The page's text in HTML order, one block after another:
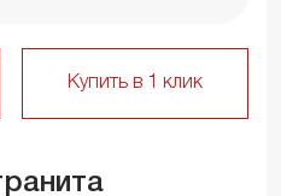
Купить в 1 клик